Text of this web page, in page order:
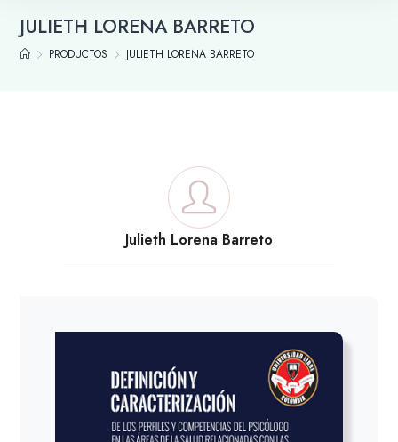
JULIETH LORENA BARRETO
PRODUCTOS JULIETH LORENA BARRETO
Julieth Lorena Barreto